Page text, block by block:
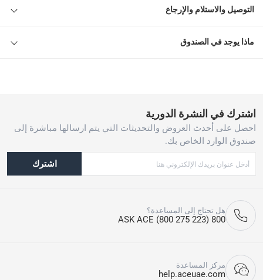
التوصيل والاستلام والإرجاع
ماذا يوجد في الصندوق
اشترك في النشرة الدورية
احصل على أحدث العروض والتحديثات التي يتم ارسالها مباشرة إلى
صندوق الوارد الخاص بك.
اشترك
هل تحتاج إلى المساعدة؟
800 ASK ACE (800 275 223)
مركز المساعدة
help.aceuae.com